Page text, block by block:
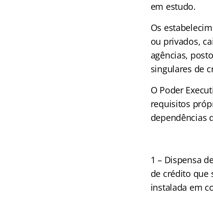
em estudo.
Os
ou privados,
agências,
singulares de
O Poder
requisitos
dependências
1 – Dispensa
de crédito que
instalada em